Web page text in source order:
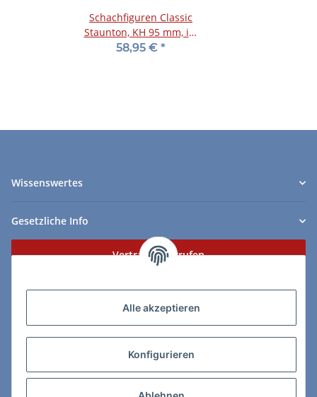
Alle akzeptieren
Konfigurieren
Schachfiguren Classic
Staunton, KH 95 mm, im
Holzkasten
58,95 € *
Wissenswertes
Gesetzliche Info
Vertrag widerrufen